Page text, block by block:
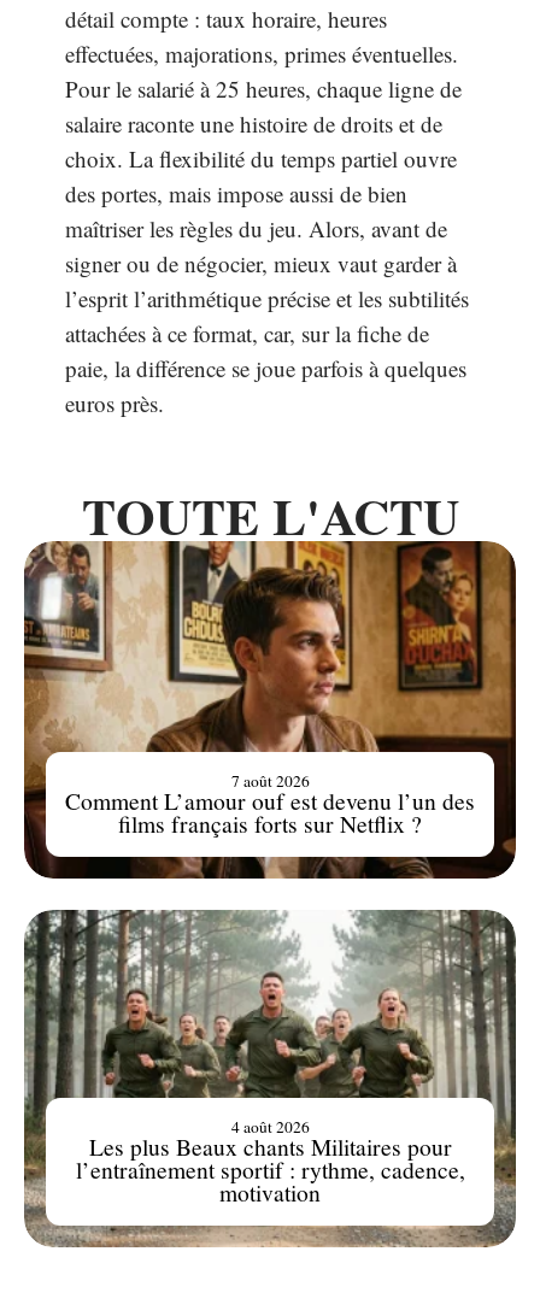
détail compte : taux horaire, heures
effectuées, majorations, primes éventuelles.
Pour le salarié à 25 heures, chaque ligne de
salaire raconte une histoire de droits et de
choix. La flexibilité du temps partiel ouvre
des portes, mais impose aussi de bien
maîtriser les règles du jeu. Alors, avant de
signer ou de négocier, mieux vaut garder à
l’esprit l’arithmétique précise et les subtilités
attachées à ce format, car, sur la fiche de
paie, la différence se joue parfois à quelques
euros près.
TOUTE L'ACTU
Comment L’amour ouf est devenu l’un des
films français forts sur Netflix ?
7 août 2026
Les plus Beaux chants Militaires pour
l’entraînement sportif : rythme, cadence,
motivation
4 août 2026